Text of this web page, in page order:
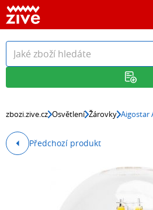
zbozi.zive.cz Osvětlení Žárovky Aigostar
Předchozí produkt